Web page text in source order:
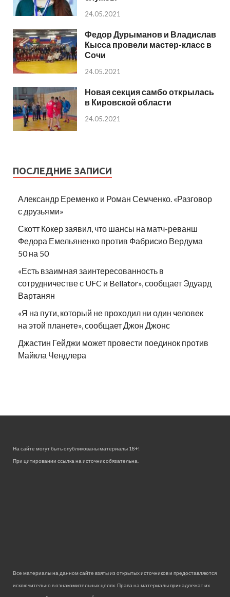
24.05.2021
Федор Дурыманов и Владислав
Кысса провели мастер-класс в
Сочи
24.05.2021
Новая секция самбо открылась
в Кировской области
24.05.2021
ПОСЛЕДНИЕ ЗАПИСИ
Александр Еременко и Роман Семченко. «Разговор
с друзьями»
Скотт Кокер заявил, что шансы на матч-реванш
Федора Емельяненко против Фабрисио Вердума
50 на 50
«Есть взаимная заинтересованность в
сотрудничестве с UFC и Bellator», сообщает Эдуард
Вартанян
«Я на пути, который не проходил ни один человек
на этой планете», сообщает Джон Джонс
Джастин Гейджи может провести поединок против
Майкла Чендлера
На сайте могут быть опубликованы материалы 18+!
При цитировании ссылка на источник обязательна.
Все материалы на данном сайте взяты из открытых источников и предоставляются
исключительно в ознакомительных целях. Права на материалы принадлежат их